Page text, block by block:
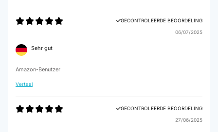
GECONTROLEERDE BEOORDELING
06/07/2025
Sehr gut
Amazon-Benutzer
Vertaal
GECONTROLEERDE BEOORDELING
27/06/2025